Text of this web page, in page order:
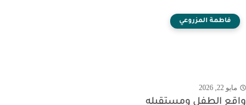
فاطمة المزروعي
مايو 22, 2026
واقع الطفل ومستقبله